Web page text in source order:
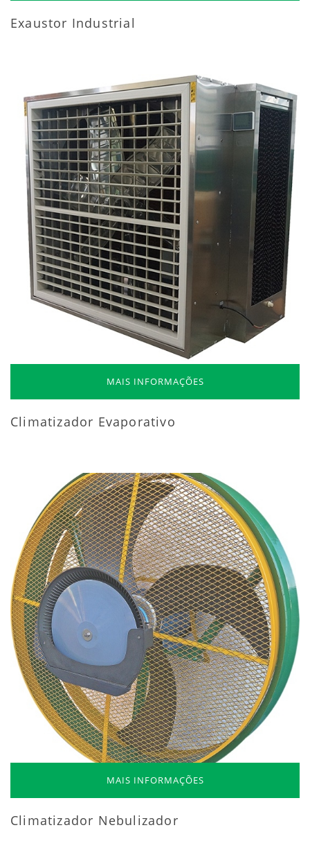
Exaustor Industrial
MAIS INFORMAÇÕES
Climatizador Evaporativo
MAIS INFORMAÇÕES
Climatizador Nebulizador